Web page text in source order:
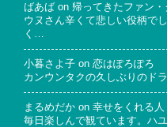
ばあば on 帰ってきたファン・
ウヌさん辛くて悲しい役柄で
く…
小暮さよ子 on 恋はぽろぽろ
カンウンタクの久しぶりのド
まるめだか on 幸せをくれる人
毎日楽しんで観ています。ハ